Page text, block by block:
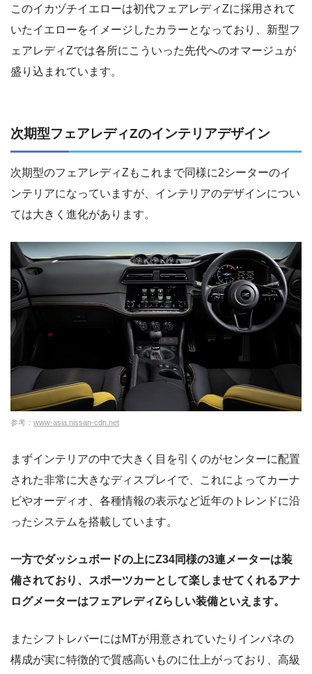
このイカヅチイエローは初代フェアレディZに採用されて
いたイエローをイメージしたカラーとなっており、新型フ
ェアレディZでは各所にこういった先代へのオマージュが
盛り込まれています。
次期型フェアレディZのインテリアデザイン
次期型のフェアレディZもこれまで同様に2シーターのイ
ンテリアになっていますが、インテリアのデザインについ
ては大きく進化があります。
参考： www-asia.nissan-cdn.net
まずインテリアの中で大きく目を引くのがセンターに配置
された非常に大きなディスプレイで、これによってカーナ
ビやオーディオ、各種情報の表示など近年のトレンドに沿
ったシステムを搭載しています。
一方でダッシュボードの上にZ34同様の3連メーターは装
備されており、スポーツカーとして楽しませてくれるアナ
ログメーターはフェアレディZらしい装備といえます。
またシフトレバーにはMTが用意されていたりインパネの
構成が実に特徴的で質感高いものに仕上がっており、高級